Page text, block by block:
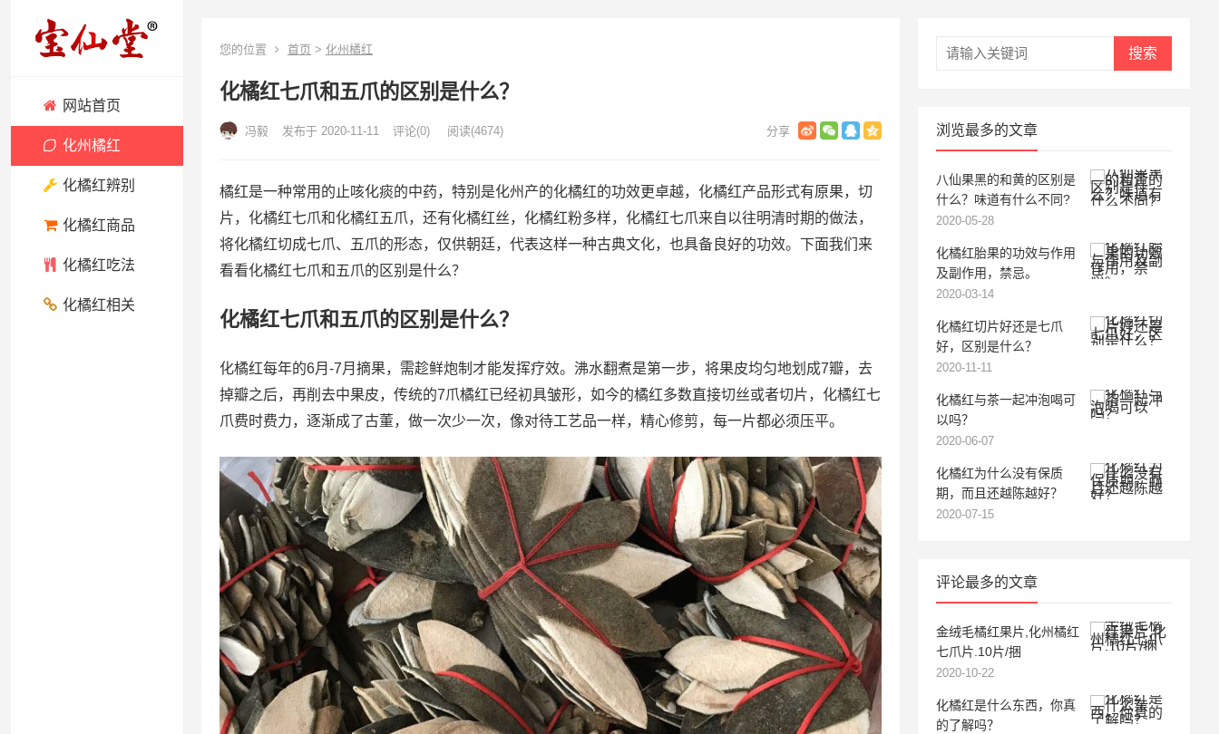
网站首页
化州橘红
化橘红辨别
化橘红商品
化橘红吃法
化橘红相关
您的位置 首页 > 化州橘红
化橘红七爪和五爪的区别是什么？
冯毅 发布于 2020-11-11 评论(0) 阅读(4674)
橘红是一种常用的止咳化痰的中药，特别是化州产的化橘红的功效更卓越，化橘红产品形式有原果，切
片，化橘红七爪和化橘红五爪，还有化橘红丝，化橘红粉多样，化橘红七爪来自以往明清时期的做法，
将化橘红切成七爪、五爪的形态，仅供朝廷，代表这样一种古典文化，也具备良好的功效。下面我们来
看看化橘红七爪和五爪的区别是什么？
化橘红七爪和五爪的区别是什么？
化橘红每年的6月-7月摘果，需趁鲜炮制才能发挥疗效。沸水翻煮是第一步，将果皮均匀地划成7瓣，去
掉瓣之后，再削去中果皮，传统的7爪橘红已经初具皱形，如今的橘红多数直接切丝或者切片，化橘红七
爪费时费力，逐渐成了古董，做一次少一次，像对待工艺品一样，精心修剪，每一片都必须压平。
搜索
浏览最多的文章
八仙果黑的和黄的区别是
什么？味道有什么不同?
2020-05-28
化橘红胎果的功效与作用
及副作用，禁忌。
2020-03-14
化橘红切片好还是七爪
好，区别是什么？
2020-11-11
化橘红与茶一起冲泡喝可
以吗？
2020-06-07
化橘红为什么没有保质
期，而且还越陈越好？
2020-07-15
评论最多的文章
金绒毛橘红果片,化州橘红
七爪片.10片/捆
2020-10-22
化橘红是什么东西，你真
的了解吗？